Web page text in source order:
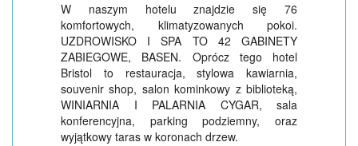
W naszym hotelu znajdzie się 76
komfortowych, klimatyzowanych pokoi.
UZDROWISKO I SPA TO 42 GABINETY
ZABIEGOWE, BASEN. Oprócz tego hotel
Bristol to restauracja, stylowa kawiarnia,
souvenir shop, salon kominkowy z biblioteką,
WINIARNIA I PALARNIA CYGAR, sala
konferencyjna, parking podziemny, oraz
wyjątkowy taras w koronach drzew.